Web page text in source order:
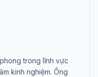
trong lĩnh vực
kinh nghiệm. Ông